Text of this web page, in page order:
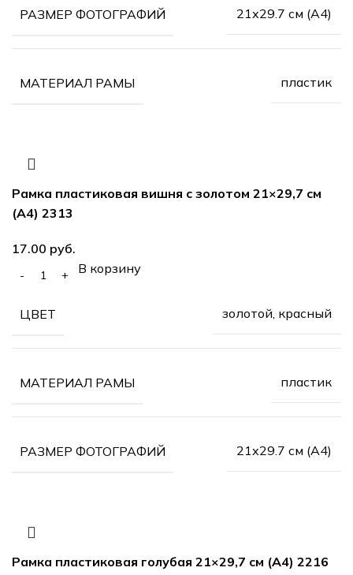
РАЗМЕР ФОТОГРАФИЙ 21х29.7 см (А4)
МАТЕРИАЛ РАМЫ пластик
Рамка пластиковая вишня с золотом 21×29,7 см
(А4) 2313
руб.
В корзину
ЦВЕТ золотой, красный
МАТЕРИАЛ РАМЫ пластик
РАЗМЕР ФОТОГРАФИЙ 21х29.7 см (А4)
Рамка пластиковая голубая 21×29,7 см (А4) 2216